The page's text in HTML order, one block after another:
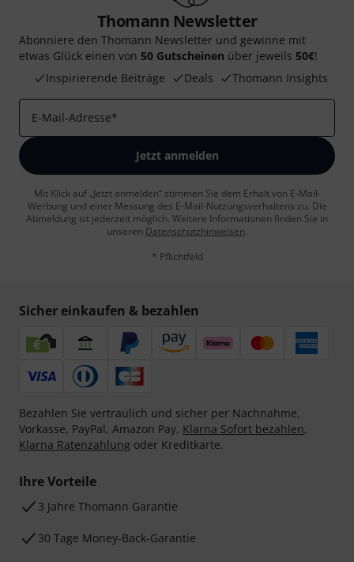
Thomann Newsletter
Abonniere den Thomann Newsletter und gewinne mit
etwas Glück einen von 50 Gutscheinen über jeweils 50€!
Inspirierende Beiträge
Deals Thomann Insights
E-Mail-Adresse*
Jetzt anmelden
Mit Klick auf „Jetzt anmelden“ stimmen Sie dem Erhalt von E-Mail-
Werbung und einer Messung des E-Mail-Nutzungsverhaltens zu. Die
Abmeldung ist jederzeit möglich. Weitere Informationen finden Sie in
unseren Datenschutzhinweisen.
* Pflichtfeld
Sicher einkaufen & bezahlen
Bezahlen Sie vertraulich und sicher per Nachnahme,
Vorkasse, PayPal, Amazon Pay, Klarna Sofort bezahlen,
Klarna Ratenzahlung oder Kreditkarte.
Ihre Vorteile
3 Jahre Thomann Garantie
30 Tage Money-Back-Garantie